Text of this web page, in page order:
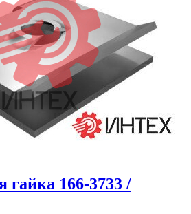
гайка 166-3733 /